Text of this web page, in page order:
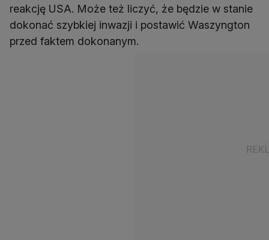
reakcję USA. Może też liczyć, że będzie w stanie
dokonać szybkiej inwazji i postawić Waszyngton
przed faktem dokonanym.